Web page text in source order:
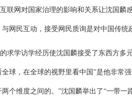
联网对国家治理的影响和关系让沈国麟
网民互动，接受网民质询是对中国传统
求学访学经历使沈国麟接受了东西方多
全球，在全球的视野里看中国 ”是他非常
个维度之间的。 ”沈国麟举出了“一带一